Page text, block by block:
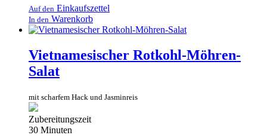
Auf den Einkaufszettel
In den Warenkorb
Vietnamesischer Rotkohl-Möhren-
Salat
mit scharfem Hack und Jasminreis
Zubereitungszeit
30 Minuten